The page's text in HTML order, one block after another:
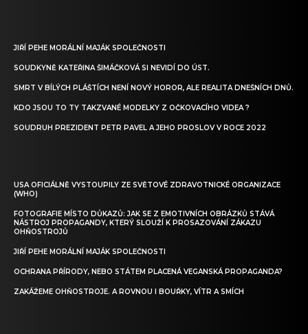
JIŘÍ PEHE MORÁLNÍ MAJÁK SPOLEČNOSTI
SOUDKYNĚ KATEŘINA ŠIMÁČKOVÁ SI NEVIDÍ DO ÚST.
SMRT V BÍLÝCH PLÁŠTÍCH NENÍ NOVÝ HOROR, ALE REALITA DNEŠNÍCH DNŮ.
KDO JSOU TO TY TAKZVANÉ MODELKY Z OČKOVACÍHO VIDEA ?
SOUDRUH PREZIDENT PETR PAVEL A JEHO PROSLOV V ROCE 2022
USA OFICIÁLNĚ VYSTOUPILY ZE SVĚTOVÉ ZDRAVOTNICKÉ ORGANIZACE
(WHO)
FOTOGRAFIE MÍSTO DŮKAZŮ: JAK SE Z EMOTIVNÍCH OBRÁZKŮ STÁVÁ
NÁSTROJ PROPAGANDY, KTERÝ SLOUŽÍ K PROSAZOVÁNÍ ZÁKAZU
OHŇOSTROJŮ
JIŘÍ PEHE MORÁLNÍ MAJÁK SPOLEČNOSTI
OCHRANA PŘÍRODY, NEBO STÁTEM PLACENÁ VEGANSKÁ PROPAGANDA?
ZAKÁŽEME OHŇOSTROJE. A ROVNOU I BOUŘKY, VÍTR A SMÍCH